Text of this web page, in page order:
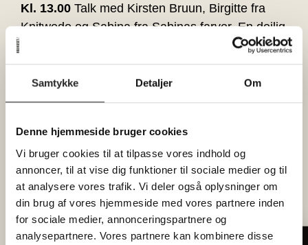
Samtykke Detaljer Om
Denne hjemmeside bruger cookies
Vi bruger cookies til at tilpasse vores indhold og
annoncer, til at vise dig funktioner til sociale medier og til
at analysere vores trafik. Vi deler også oplysninger om
din brug af vores hjemmeside med vores partnere inden
for sociale medier, annonceringspartnere og
analysepartnere. Vores partnere kan kombinere disse
Kl. 13.00 Talk med Kirsten Bruun, Birgitte fra
Knitwedo og Sabina fra Sabinas farver. En dejlig
Kl. 15.30Tak for i dag!
Du får;
En veltillavet frokostret serveret sharefood-
style/incl 1 vand
Eftermiddagskaffe med sødt
2 x talks